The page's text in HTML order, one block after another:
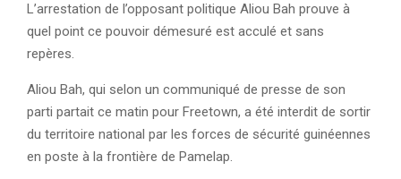
L’arrestation de l’opposant politique Aliou Bah prouve à
quel point ce pouvoir démesuré est acculé et sans
repères.
Aliou Bah, qui selon un communiqué de presse de son
parti partait ce matin pour Freetown, a été interdit de sortir
du territoire national par les forces de sécurité guinéennes
en poste à la frontière de Pamelap.